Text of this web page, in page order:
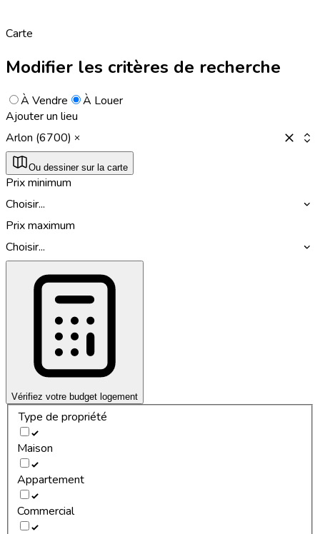
Carte
Modifier les critères de recherche
À Vendre
À Louer
Ajouter un lieu
Arlon (6700)
Ou dessiner sur la carte
Prix minimum
Choisir...
Prix maximum
Choisir...
Vérifiez votre budget logement
Type de propriété
Maison
Appartement
Commercial